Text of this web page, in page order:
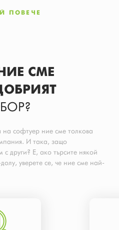
ПОВЕЧЕ
СМЕ
софтуер ние сме толкова
И така, защо
с други? Е, ако търсите някой
уверете се, че ние сме най-